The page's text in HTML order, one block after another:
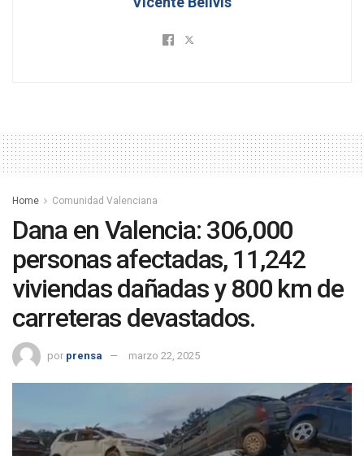
Home Comunidad Valenciana
Dana en Valencia: 306,000
personas afectadas, 11,242
viviendas dañadas y 800 km de
carreteras devastados.
por prensa marzo 22, 2025